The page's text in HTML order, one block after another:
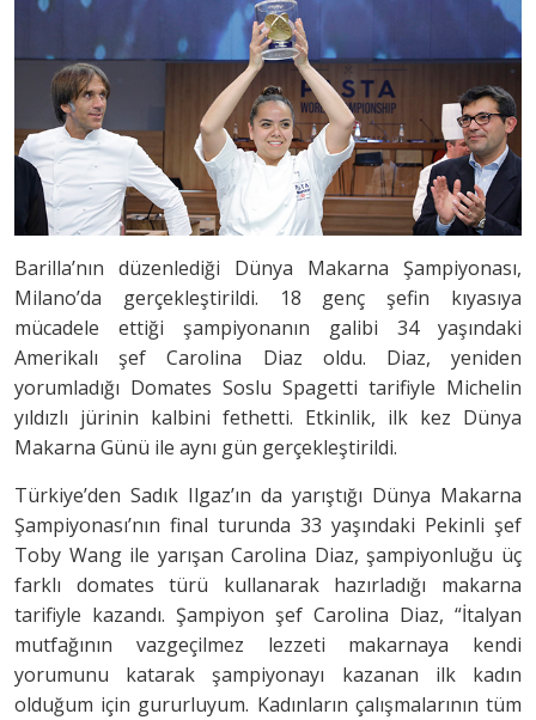
Barilla’nın düzenlediği Dünya Makarna Şampiyonası,
Milano’da gerçekleştirildi. 18 genç şefin kıyasıya
mücadele ettiği şampiyonanın galibi 34 yaşındaki
Amerikalı şef Carolina Diaz oldu. Diaz, yeniden
yorumladığı Domates Soslu Spagetti tarifiyle Michelin
yıldızlı jürinin kalbini fethetti. Etkinlik, ilk kez Dünya
Makarna Günü ile aynı gün gerçekleştirildi.
Türkiye’den Sadık Ilgaz’ın da yarıştığı Dünya Makarna
Şampiyonası’nın final turunda 33 yaşındaki Pekinli şef
Toby Wang ile yarışan Carolina Diaz, şampiyonluğu üç
farklı domates türü kullanarak hazırladığı makarna
tarifiyle kazandı. Şampiyon şef Carolina Diaz, “İtalyan
mutfağının vazgeçilmez lezzeti makarnaya kendi
yorumunu katarak şampiyonayı kazanan ilk kadın
olduğum için gururluyum. Kadınların çalışmalarının tüm